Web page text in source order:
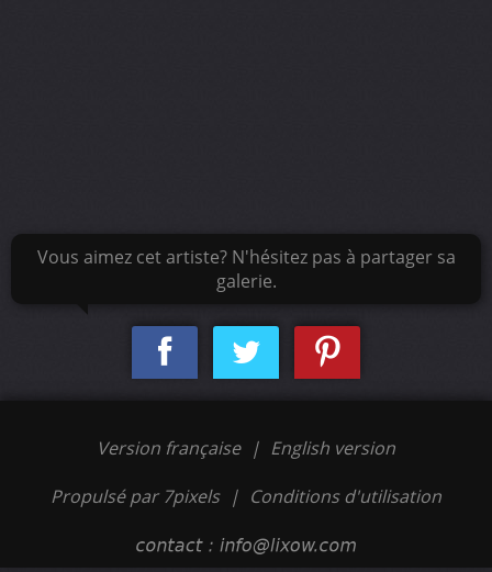
Vous aimez cet artiste? N'hésitez pas à partager sa
galerie.
Version française | English version
Propulsé par 7pixels | Conditions d'utilisation